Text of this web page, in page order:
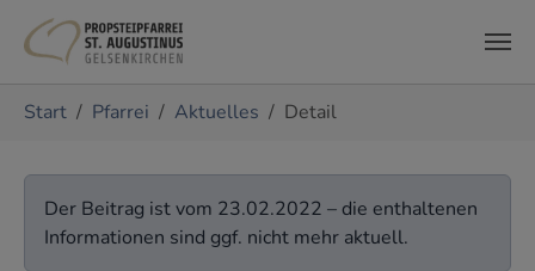
Start Pfarrei Aktuelles Detail
Der Beitrag ist vom 23.02.2022 – die enthaltenen
Informationen sind ggf. nicht mehr aktuell.